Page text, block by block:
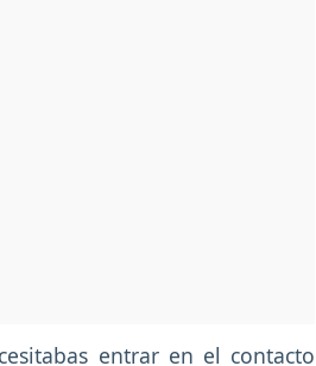
entrar en el contacto